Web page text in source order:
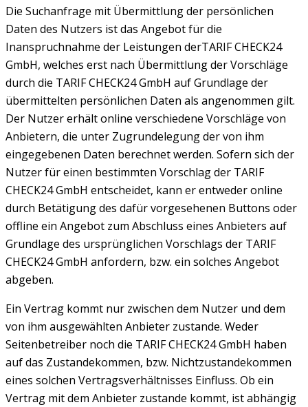
Die Suchanfrage mit Übermittlung der persönlichen
Daten des Nutzers ist das Angebot für die
Inanspruchnahme der Leistungen derTARIF CHECK24
GmbH, welches erst nach Übermittlung der Vorschläge
durch die TARIF CHECK24 GmbH auf Grundlage der
übermittelten persönlichen Daten als angenommen gilt.
Der Nutzer erhält online verschiedene Vorschläge von
Anbietern, die unter Zugrundelegung der von ihm
eingegebenen Daten berechnet werden. Sofern sich der
Nutzer für einen bestimmten Vorschlag der TARIF
CHECK24 GmbH entscheidet, kann er entweder online
durch Betätigung des dafür vorgesehenen Buttons oder
offline ein Angebot zum Abschluss eines Anbieters auf
Grundlage des ursprünglichen Vorschlags der TARIF
CHECK24 GmbH anfordern, bzw. ein solches Angebot
abgeben.
Ein Vertrag kommt nur zwischen dem Nutzer und dem
von ihm ausgewählten Anbieter zustande. Weder
Seitenbetreiber noch die TARIF CHECK24 GmbH haben
auf das Zustandekommen, bzw. Nichtzustandekommen
eines solchen Vertragsverhältnisses Einfluss. Ob ein
Vertrag mit dem Anbieter zustande kommt, ist abhängig